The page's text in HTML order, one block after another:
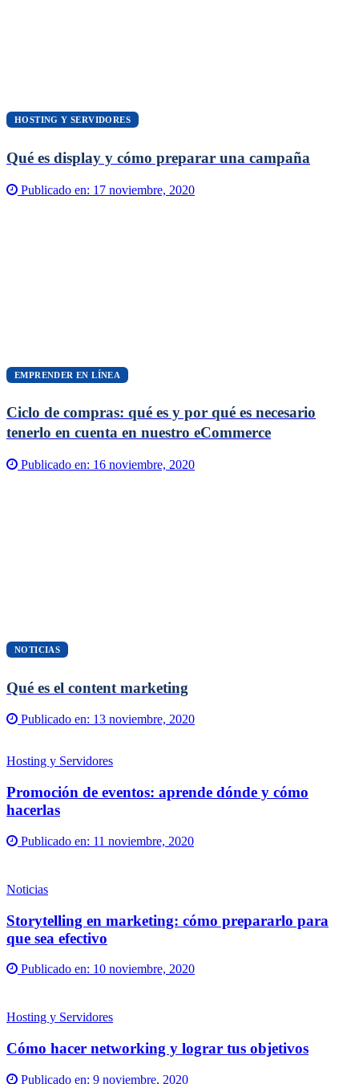
HOSTING Y SERVIDORES
Qué es display y cómo preparar una campaña
Publicado en: 17 noviembre, 2020
EMPRENDER EN LÍNEA
Ciclo de compras: qué es y por qué es necesario
tenerlo en cuenta en nuestro eCommerce
Publicado en: 16 noviembre, 2020
NOTICIAS
Qué es el content marketing
Publicado en: 13 noviembre, 2020
Hosting y Servidores
Promoción de eventos: aprende dónde y cómo
hacerlas
Publicado en: 11 noviembre, 2020
Noticias
Storytelling en marketing: cómo prepararlo para
que sea efectivo
Publicado en: 10 noviembre, 2020
Hosting y Servidores
Cómo hacer networking y lograr tus objetivos
Publicado en: 9 noviembre, 2020